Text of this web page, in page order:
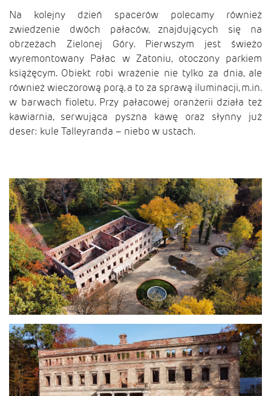
Na kolejny dzień spacerów polecamy również
zwiedzenie dwóch pałaców, znajdujących się na
obrzeżach Zielonej Góry. Pierwszym jest świeżo
wyremontowany Pałac w Zatoniu, otoczony parkiem
książęcym. Obiekt robi wrażenie nie tylko za dnia, ale
również wieczorową porą, a to za sprawą iluminacji, m.in.
w barwach fioletu. Przy pałacowej oranżerii działa też
kawiarnia, serwująca pyszna kawę oraz słynny już
deser: kule Talleyranda – niebo w ustach.